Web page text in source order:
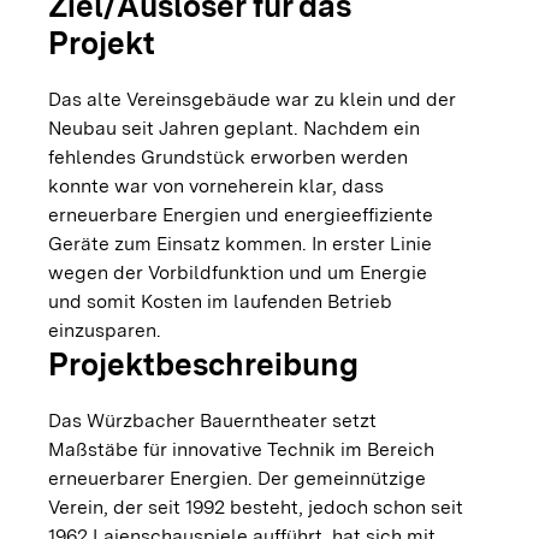
Projekt
Das alte Vereinsgebäude war zu klein und der
Neubau seit Jahren geplant. Nachdem ein
fehlendes Grundstück erworben werden
konnte war von vorneherein klar, dass
erneuerbare Energien und energieeffiziente
Geräte zum Einsatz kommen. In erster Linie
wegen der Vorbildfunktion und um Energie
und somit Kosten im laufenden Betrieb
einzusparen.
Projektbeschreibung
Das Würzbacher Bauerntheater setzt
Maßstäbe für innovative Technik im Bereich
erneuerbarer Energien. Der gemeinnützige
Verein, der seit 1992 besteht, jedoch schon seit